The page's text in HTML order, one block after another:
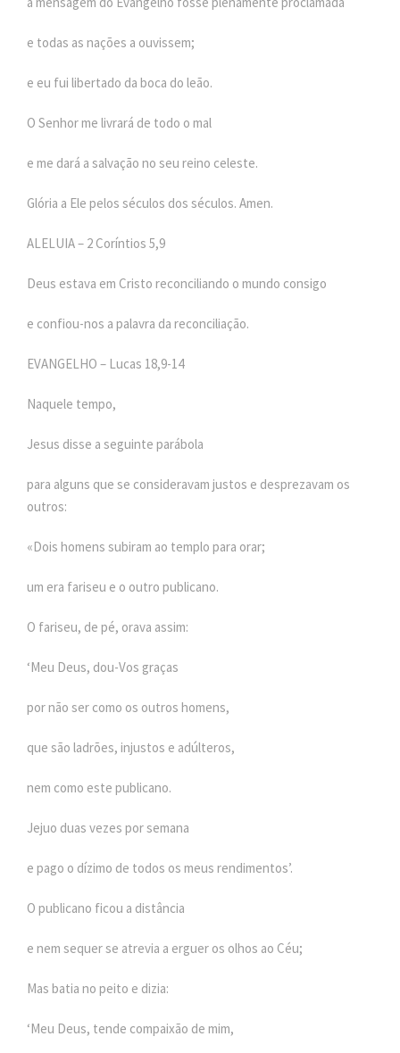
e todas as nações a ouvissem;
e eu fui libertado da boca do leão.
O Senhor me livrará de todo o mal
e me dará a salvação no seu reino celeste.
Glória a Ele pelos séculos dos séculos. Amen.
ALELUIA – 2 Coríntios 5,9
Deus estava em Cristo reconciliando o mundo consigo
e confiou-nos a palavra da reconciliação.
EVANGELHO – Lucas 18,9-14
Naquele tempo,
Jesus disse a seguinte parábola
para alguns que se consideravam justos e desprezavam os
outros:
«Dois homens subiram ao templo para orar;
um era fariseu e o outro publicano.
O fariseu, de pé, orava assim:
‘Meu Deus, dou-Vos graças
por não ser como os outros homens,
que são ladrões, injustos e adúlteros,
nem como este publicano.
Jejuo duas vezes por semana
e pago o dízimo de todos os meus rendimentos’.
O publicano ficou a distância
e nem sequer se atrevia a erguer os olhos ao Céu;
Mas batia no peito e dizia:
‘Meu Deus, tende compaixão de mim,